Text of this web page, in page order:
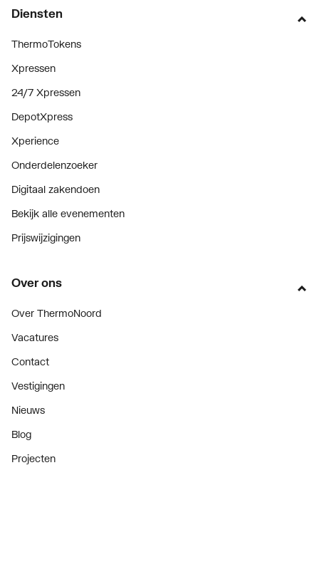
Diensten
ThermoTokens
Xpressen
24/7 Xpressen
DepotXpress
Xperience
Onderdelenzoeker
Digitaal zakendoen
Bekijk alle evenementen
Prijswijzigingen
Over ons
Over ThermoNoord
Vacatures
Contact
Vestigingen
Nieuws
Blog
Projecten